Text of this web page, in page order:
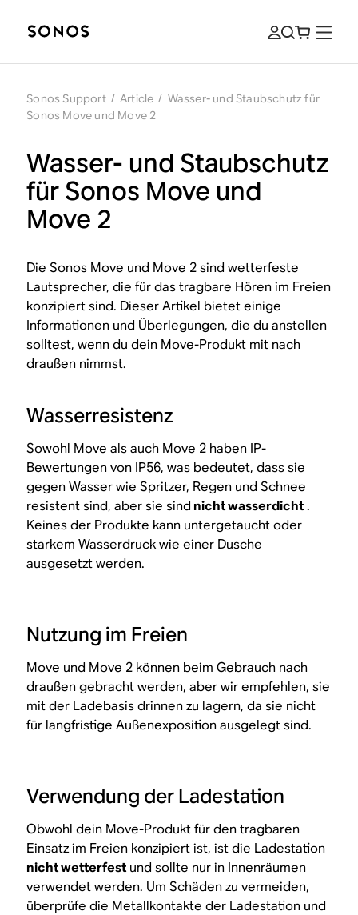
Sonos Support / Article / Wasser- und Staubschutz für
Sonos Move und Move 2
Wasser- und Staubschutz
für Sonos Move und
Move 2
Die Sonos Move und Move 2 sind wetterfeste
Lautsprecher, die für das tragbare Hören im Freien
konzipiert sind. Dieser Artikel bietet einige
Informationen und Überlegungen, die du anstellen
solltest, wenn du dein Move-Produkt mit nach
draußen nimmst.
Wasserresistenz
Sowohl Move als auch Move 2 haben IP-
Bewertungen von IP56, was bedeutet, dass sie
gegen Wasser wie Spritzer, Regen und Schnee
resistent sind, aber sie sind nicht wasserdicht.
Keines der Produkte kann untergetaucht oder
starkem Wasserdruck wie einer Dusche
ausgesetzt werden.
Nutzung im Freien
Move und Move 2 können beim Gebrauch nach
draußen gebracht werden, aber wir empfehlen, sie
mit der Ladebasis drinnen zu lagern, da sie nicht
für langfristige Außenexposition ausgelegt sind.
Verwendung der Ladestation
Obwohl dein Move-Produkt für den tragbaren
Einsatz im Freien konzipiert ist, ist die Ladestation
nicht wetterfestund sollte nur in Innenräumen
verwendet werden. Um Schäden zu vermeiden,
überprüfe die Metallkontakte der Ladestation und